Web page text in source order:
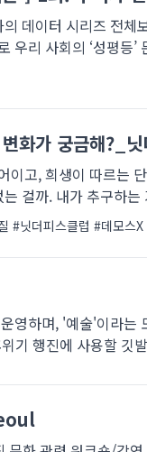
데이터 시리즈 전
우리 사회의 ‘성평등
화가 궁금해?_
이고, 희생이 따르는
걸까. 내가 추구하
#닛더피스클럽 #데모스X
영하며, '예술'이라
기 행진에 사용할 깃